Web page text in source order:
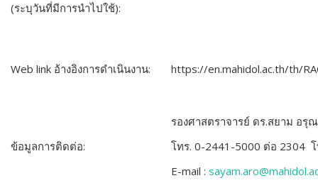
(ระบุวันที่มีการนำไปใช้):
Web link อ้างอิงการดำเนินงาน: https://en.mahidol.ac.th/th/
ข้อมูลการติดต่อ:
รองศาสตราจารย์ ดร.สยาม อรุ
โทร. 0-2441-5000 ต่อ 2304
E-mail :